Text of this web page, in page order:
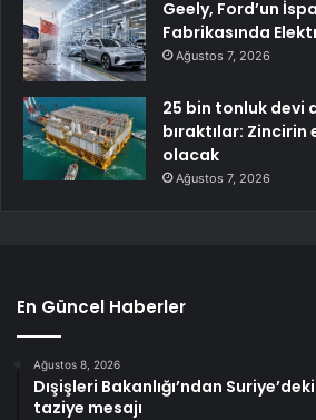
Geely, Ford’un
Fabrikasında
Ağustos 7, 2026
25 bin tonluk devi
bıraktılar: Zincirin
olacak
Ağustos 7, 2026
En Güncel Haberler
Ağustos 8, 2026
Dışişleri Bakanlığı’ndan
taziye mesajı